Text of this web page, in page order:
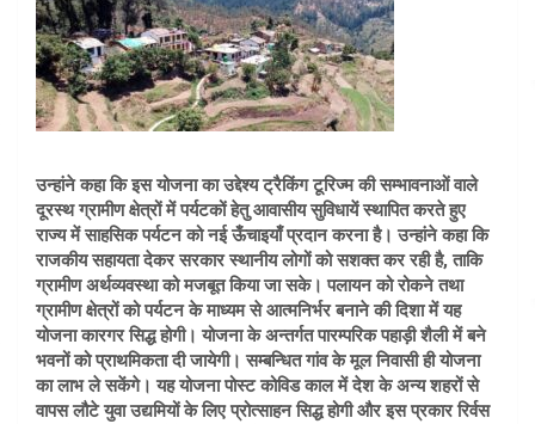
उन्हांने कहा कि इस योजना का उद्देश्य ट्रैकिंग टूरिज्म की सम्भावनाओं वाले
दूरस्थ ग्रामीण क्षेत्रों में पर्यटकों हेतु आवासीय सुविधायें स्थापित करते हुए
राज्य में साहसिक पर्यटन को नई ऊँचाइयाँ प्रदान करना है। उन्हांने कहा कि
राजकीय सहायता देकर सरकार स्थानीय लोगों को सशक्त कर रही है, ताकि
ग्रामीण अर्थव्यवस्था को मजबूत किया जा सके। पलायन को रोकने तथा
ग्रामीण क्षेत्रों को पर्यटन के माध्यम से आत्मनिर्भर बनाने की दिशा में यह
योजना कारगर सिद्ध होगी। योजना के अन्तर्गत पारम्परिक पहाड़ी शैली में बने
भवनों को प्राथमिकता दी जायेगी। सम्बन्धित गांव के मूल निवासी ही योजना
का लाभ ले सकेंगे। यह योजना पोस्ट कोविड काल में देश के अन्य शहरों से
वापस लौटे युवा उद्यमियों के लिए प्रोत्साहन सिद्ध होगी और इस प्रकार रिर्वस